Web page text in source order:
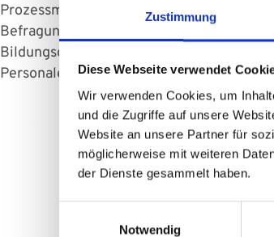
Zustimmung
Diese Webseite verwendet
Wir verwenden Cookies, um
und die Zugriffe auf unsere
Website an unsere Partner für
möglicherweise mit weiteren
der Dienste gesammelt haben.
Notwendig
Prozessmanagement: Festhalten, wer,
Befragungen: Befragungen zur
Bildungscontrolling: Liefern zentraler
Personalentwicklung: Bedarfsermittlung,